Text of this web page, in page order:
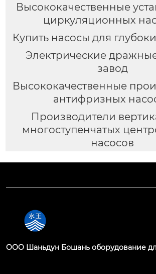
Высококачественные
циркуляционных
Купить насосы для
Электрические
завод
Высококачественные
антифризных
Производители
многоступенчатых
насосов
OOO Шаньдун Бошань оборудование